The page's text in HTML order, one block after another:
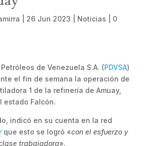
26 Jun 2023 Noticias
0
de Venezuela S.A. (PDVSA)
el fin de semana la operación de
1 de la refinería de Amuay,
estado Falcón.
indicó en su cuenta en la red
que esto se logró «con el esfuerzo y
trabajadora».